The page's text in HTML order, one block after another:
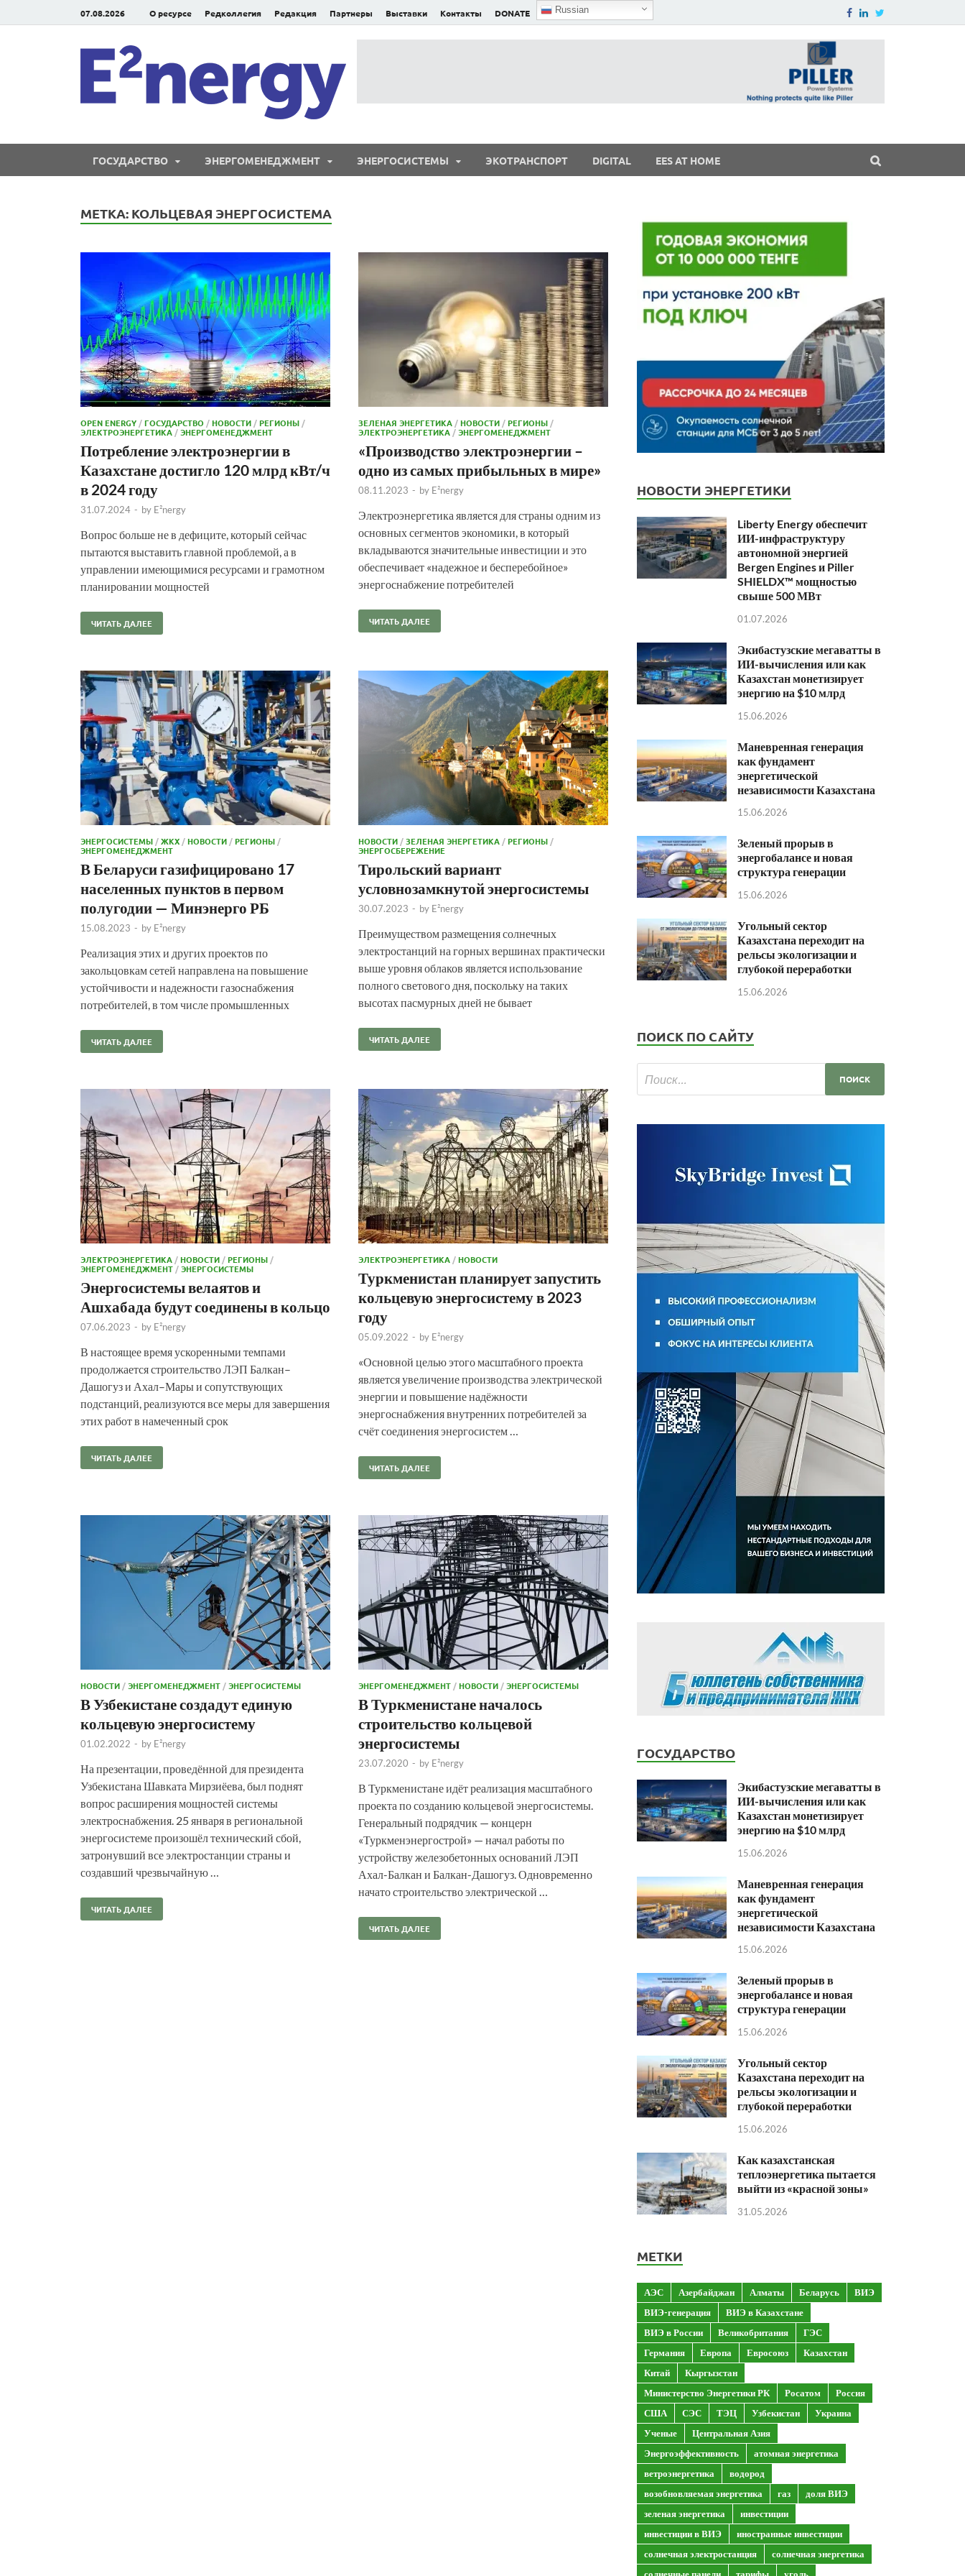
07.08.2026 О ресурсе Редколлегия Редакция Партнеры Выставки Контакты DONATE Russian
ГОСУДАРСТВО ЭНЕРГОМЕНЕДЖМЕНТ ЭНЕРГОСИСТЕМЫ ЭКОТРАНСПОРТ DIGITAL EES AT HOME
МЕТКА: КОЛЬЦЕВАЯ ЭНЕРГОСИСТЕМА
OPEN ENERGY /ГОСУДАРСТВО /НОВОСТИ /РЕГИОНЫ /
ЭЛЕКТРОЭНЕРГЕТИКА /ЭНЕРГОМЕНЕДЖМЕНТ
Потребление электроэнергии в
Казахстане достигло 120 млрд кВт/ч
в 2024 году
31.07.2024 - by E²nergy
Вопрос больше не в дефиците, который сейчас
пытаются выставить главной проблемой, а в
управлении имеющимися ресурсами и грамотном
планировании мощностей
ЧИТАТЬ ДАЛЕЕ
ЗЕЛЕНАЯ ЭНЕРГЕТИКА /НОВОСТИ /РЕГИОНЫ /
ЭЛЕКТРОЭНЕРГЕТИКА /ЭНЕРГОМЕНЕДЖМЕНТ
«Производство электроэнергии –
одно из самых прибыльных в мире»
08.11.2023 - by E²nergy
Электроэнергетика является для страны одним из
основных сегментов экономики, в который
вкладываются значительные инвестиции и это
обеспечивает «надежное и бесперебойное»
энергоснабжение потребителей
ЧИТАТЬ ДАЛЕЕ
ЭНЕРГОСИСТЕМЫ /ЖКХ /НОВОСТИ /РЕГИОНЫ /
ЭНЕРГОМЕНЕДЖМЕНТ
В Беларуси газифицировано 17
населенных пунктов в первом
полугодии — Минэнерго РБ
15.08.2023 - by E²nergy
Реализация этих и других проектов по
закольцовкам сетей направлена на повышение
устойчивости и надежности газоснабжения
потребителей, в том числе промышленных
ЧИТАТЬ ДАЛЕЕ
НОВОСТИ /ЗЕЛЕНАЯ ЭНЕРГЕТИКА /РЕГИОНЫ /
ЭНЕРГОСБЕРЕЖЕНИЕ
Тирольский вариант
условнозамкнутой энергосистемы
30.07.2023 - by E²nergy
Преимуществом размещения солнечных
электростанций на горных вершинах практически
выше уровня облаков является использование
полного светового дня, поскольку на таких
высотах пасмурных дней не бывает
ЧИТАТЬ ДАЛЕЕ
ЭЛЕКТРОЭНЕРГЕТИКА /НОВОСТИ /РЕГИОНЫ /
ЭНЕРГОМЕНЕДЖМЕНТ /ЭНЕРГОСИСТЕМЫ
Энергосистемы велаятов и
Ашхабада будут соединены в кольцо
07.06.2023 - by E²nergy
В настоящее время ускоренными темпами
продолжается строи­тельство ЛЭП Балкан–
Дашогуз и Ахал–Мары и сопутствующих
подстанций, реализуются все меры для завершения
этих работ в намеченный срок
ЧИТАТЬ ДАЛЕЕ
ЭЛЕКТРОЭНЕРГЕТИКА /НОВОСТИ
Туркменистан планирует запустить
кольцевую энергосистему в 2023
году
05.09.2022 - by E²nergy
«Основной целью этого масштабного проекта
является увеличение производства электрической
энергии и повышение надёжности
энергоснабжения внутренних потребителей за
счёт соединения энергосистем …
ЧИТАТЬ ДАЛЕЕ
НОВОСТИ /ЭНЕРГОМЕНЕДЖМЕНТ /ЭНЕРГОСИСТЕМЫ
В Узбекистане создадут единую
кольцевую энергосистему
01.02.2022 - by E²nergy
На презентации, проведённой для президента
Узбекистана Шавката Мирзиёева, был поднят
вопрос расширения мощностей системы
электроснабжения. 25 января в региональной
энергосистеме произошёл технический сбой,
затронувший все электростанции страны и
создавший чрезвычайную …
ЧИТАТЬ ДАЛЕЕ
ЭНЕРГОМЕНЕДЖМЕНТ /НОВОСТИ /ЭНЕРГОСИСТЕМЫ
В Туркменистане началось
строительство кольцевой
энергосистемы
23.07.2020 - by E²nergy
В Туркменистане идёт реализация масштабного
проекта по созданию кольцевой энергосистемы.
Генеральный подрядчик — концерн
«Туркменэнергострой» — начал работы по
устройству железобетонных оснований ЛЭП
Ахал-Балкан и Балкан-Дашогуз. Одновременно
начато строительство электрической …
ЧИТАТЬ ДАЛЕЕ
НОВОСТИ ЭНЕРГЕТИКИ
Liberty Energy обеспечит
ИИ-инфраструктуру
автономной энергией
Bergen Engines и Piller
SHIELDX™ мощностью
свыше 500 МВт
01.07.2026
Экибастузские мегаватты в
ИИ-вычисления или как
Казахстан монетизирует
энергию на $10 млрд
15.06.2026
Маневренная генерация
как фундамент
энергетической
независимости Казахстана
15.06.2026
Зеленый прорыв в
энергобалансе и новая
структура генерации
15.06.2026
Угольный сектор
Казахстана переходит на
рельсы экологизации и
глубокой переработки
15.06.2026
ПОИСК ПО САЙТУ
ГОСУДАРСТВО
Экибастузские мегаватты в
ИИ-вычисления или как
Казахстан монетизирует
энергию на $10 млрд
15.06.2026
Маневренная генерация
как фундамент
энергетической
независимости Казахстана
15.06.2026
Зеленый прорыв в
энергобалансе и новая
структура генерации
15.06.2026
Угольный сектор
Казахстана переходит на
рельсы экологизации и
глубокой переработки
15.06.2026
Как казахстанская
теплоэнергетика пытается
выйти из «красной зоны»
31.05.2026
МЕТКИ
АЭС Азербайджан Алматы Беларусь
ВИЭ
ВИЭ-генерация
ВИЭ в Казахстане
ВИЭ в России
Великобритания
ГЭС
Германия
Европа Евросоюз
Казахстан
Китай
Кыргызстан
Министерство Энергетики РК
Росатом
Россия
США
СЭС ТЭЦ Узбекистан
Украина
Ученые
Центральная Азия
Энергоэффективность
атомная энергетика
ветроэнергетика
водород
возобновляемая энергетика
газ
доля ВИЭ
зеленая энергетика
инвестиции
инвестиции в ВИЭ
иностранные инвестиции
солнечная электростанция
солнечная энергетика
солнечные панели
тарифы уголь